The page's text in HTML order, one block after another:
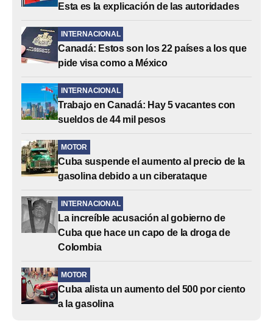
Esta es la explicación de las autoridades
INTERNACIONAL
Canadá: Estos son los 22 países a los que
pide visa como a México
INTERNACIONAL
Trabajo en Canadá: Hay 5 vacantes con
sueldos de 44 mil pesos
MOTOR
Cuba suspende el aumento al precio de la
gasolina debido a un ciberataque
INTERNACIONAL
La increíble acusación al gobierno de
Cuba que hace un capo de la droga de
Colombia
MOTOR
Cuba alista un aumento del 500 por ciento
a la gasolina